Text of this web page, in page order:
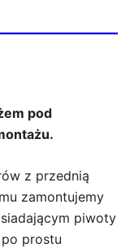
pod
z przednią
zamontujemy
piwoty
prostu